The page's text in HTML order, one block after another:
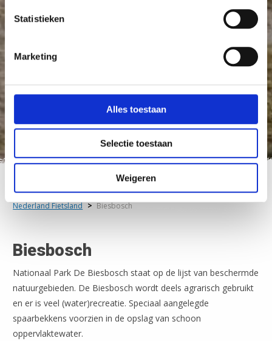
Statistieken
Marketing
Alles toestaan
Selectie toestaan
Weigeren
Nederland Fietsland > Biesbosch
Biesbosch
Nationaal Park De Biesbosch staat op de lijst van beschermde
natuurgebieden. De Biesbosch wordt deels agrarisch gebruikt
en er is veel (water)recreatie. Speciaal aangelegde
spaarbekkens voorzien in de opslag van schoon
oppervlaktewater.